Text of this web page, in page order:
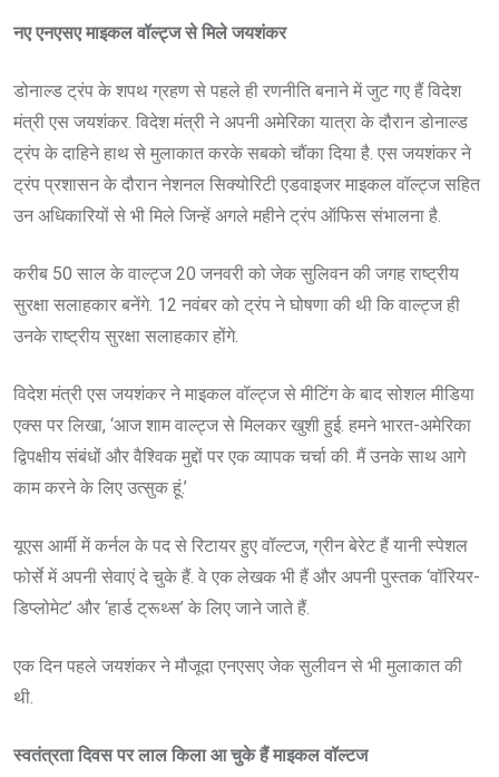
नए एनएसए माइकल वॉल्ट्ज से मिले जयशंकर
डोनाल्ड ट्रंप के शपथ ग्रहण से पहले ही रणनीति बनाने में जुट गए हैं विदेश
मंत्री एस जयशंकर. विदेश मंत्री ने अपनी अमेरिका यात्रा के दौरान डोनाल्ड
ट्रंप के दाहिने हाथ से मुलाकात करके सबको चौंका दिया है. एस जयशंकर ने
ट्रंप प्रशासन के दौरान नेशनल सिक्योरिटी एडवाइजर माइकल वॉल्ट्ज सहित
उन अधिकारियों से भी मिले जिन्हें अगले महीने ट्रंप ऑफिस संभालना है.
करीब 50 साल के वाल्ट्ज 20 जनवरी को जेक सुलिवन की जगह राष्ट्रीय
सुरक्षा सलाहकार बनेंगे. 12 नवंबर को ट्रंप ने घोषणा की थी कि वाल्ट्ज ही
उनके राष्ट्रीय सुरक्षा सलाहकार होंगे.
विदेश मंत्री एस जयशंकर ने माइकल वॉल्ट्ज से मीटिंग के बाद सोशल मीडिया
एक्स पर लिखा, ‘आज शाम वाल्ट्ज से मिलकर खुशी हुई. हमने भारत-अमेरिका
द्विपक्षीय संबंधों और वैश्विक मुद्दों पर एक व्यापक चर्चा की. मैं उनके साथ आगे
काम करने के लिए उत्सुक हूं.’
यूएस आर्मी में कर्नल के पद से रिटायर हुए वॉल्टज, ग्रीन बेरेट हैं यानी स्पेशल
फोर्से में अपनी सेवाएं दे चुके हैं. वे एक लेखक भी हैं और अपनी पुस्तक ‘वॉरियर-
डिप्लोमेट’ और ‘हार्ड ट्रूथ्स’ के लिए जाने जाते हैं.
एक दिन पहले जयशंकर ने मौजूदा एनएसए जेक सुलीवन से भी मुलाकात की
थी.
स्वतंत्रता दिवस पर लाल किला आ चुके हैं माइकल वॉल्टज